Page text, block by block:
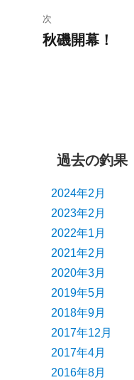
ビ
ゲ
ン
稿:
次
次
秋磯開幕！
過去の釣果
2024年2月
2023年2月
2022年1月
2021年2月
2020年3月
2019年5月
2018年9月
2017年12月
2017年4月
2016年8月